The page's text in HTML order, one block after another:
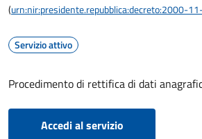
(urn:nir:presidente.repubblica:decreto:2000-
Servizio attivo
Procedimento di rettifica di dati
Accedi al servizio